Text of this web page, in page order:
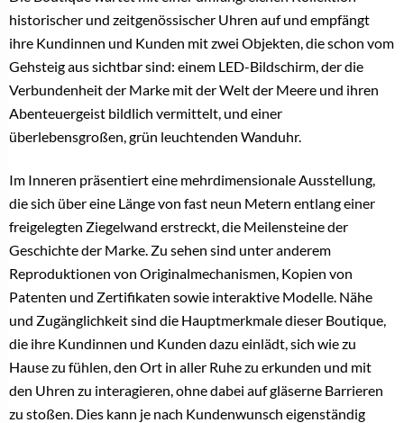
historischer und zeitgenössischer Uhren auf und empfängt
ihre Kundinnen und Kunden mit zwei Objekten, die schon vom
Gehsteig aus sichtbar sind: einem LED-Bildschirm, der die
Verbundenheit der Marke mit der Welt der Meere und ihren
Abenteuergeist bildlich vermittelt, und einer
überlebensgroßen, grün leuchtenden Wanduhr.
Im Inneren präsentiert eine mehrdimensionale Ausstellung,
die sich über eine Länge von fast neun Metern entlang einer
freigelegten Ziegelwand erstreckt, die Meilensteine der
Geschichte der Marke. Zu sehen sind unter anderem
Reproduktionen von Originalmechanismen, Kopien von
Patenten und Zertifikaten sowie interaktive Modelle. Nähe
und Zugänglichkeit sind die Hauptmerkmale dieser Boutique,
die ihre Kundinnen und Kunden dazu einlädt, sich wie zu
Hause zu fühlen, den Ort in aller Ruhe zu erkunden und mit
den Uhren zu interagieren, ohne dabei auf gläserne Barrieren
zu stoßen. Dies kann je nach Kundenwunsch eigenständig